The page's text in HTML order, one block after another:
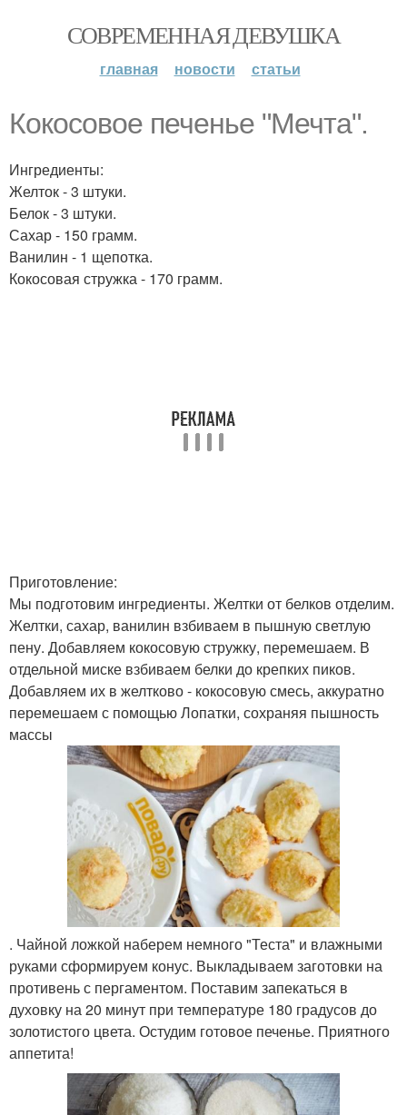
СОВРЕМЕННАЯ ДЕВУШКА
главная новости статьи
Кокосовое печенье "Мечта".
Ингредиенты:
Желток - 3 штуки.
Белок - 3 штуки.
Сахар - 150 грамм.
Ванилин - 1 щепотка.
Кокосовая стружка - 170 грамм.
Приготовление:
Мы подготовим ингредиенты. Желтки от белков отделим.
Желтки, сахар, ванилин взбиваем в пышную светлую
пену. Добавляем кокосовую стружку, перемешаем. В
отдельной миске взбиваем белки до крепких пиков.
Добавляем их в желтково - кокосовую смесь, аккуратно
перемешаем с помощью Лопатки, сохраняя пышность
массы
. Чайной ложкой наберем немного "Теста" и влажными
руками сформируем конус. Выкладываем заготовки на
противень с пергаментом. Поставим запекаться в
духовку на 20 минут при температуре 180 градусов до
золотистого цвета. Остудим готовое печенье. Приятного
аппетита!